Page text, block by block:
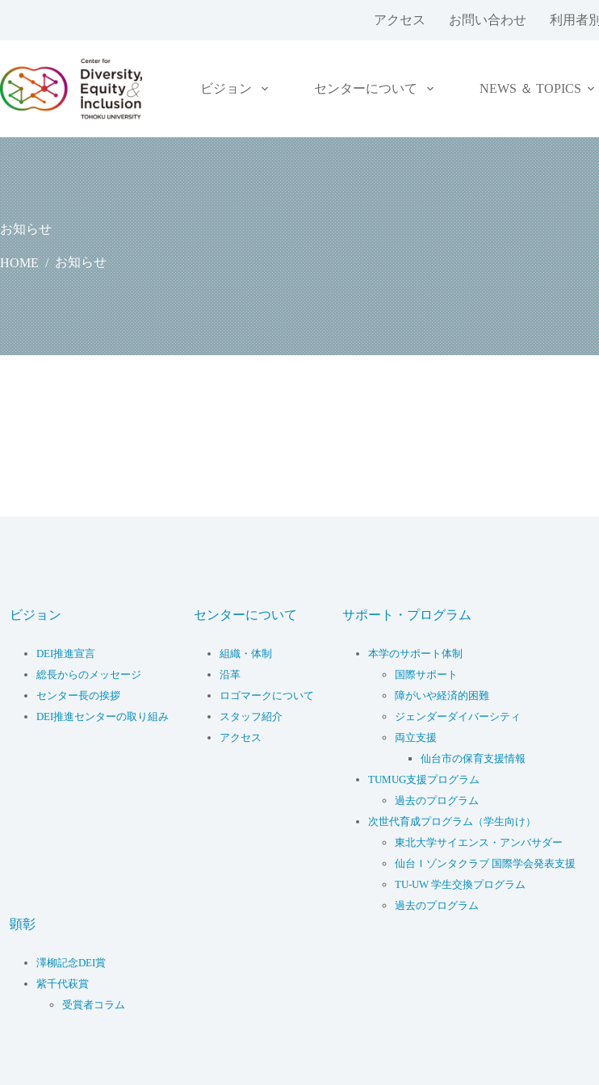
ツ
へ
ス
ッ
プ
アクセス お問い合わせ 利用者別
ビジョン センターについて NEWS ＆ TOPICS
お知らせ
HOME / お知らせ
ビジョン
DEI推進宣言
総長からのメッセージ
センター長の挨拶
DEI推進センターの取り組み
センターについて
組織・体制
沿革
ロゴマークについて
スタッフ紹介
アクセス
サポート・プログラム
本学のサポート体制
国際サポート
障がいや経済的困難
ジェンダーダイバーシティ
両立支援
仙台市の保育支援情報
TUMUG支援プログラム
過去のプログラム
次世代育成プログラム（学生向け）
東北大学サイエンス・アンバサダー
仙台Ｉゾンタクラブ 国際学会発表支援
TU-UW 学生交換プログラム
過去のプログラム
顕彰
澤柳記念DEI賞
紫千代萩賞
受賞者コラム